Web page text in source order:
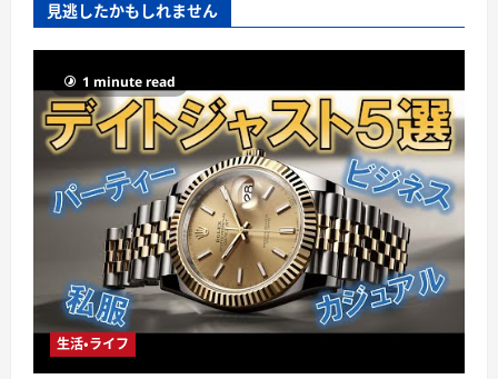
見逃したかもしれません
1 minute read
生活・ライフ